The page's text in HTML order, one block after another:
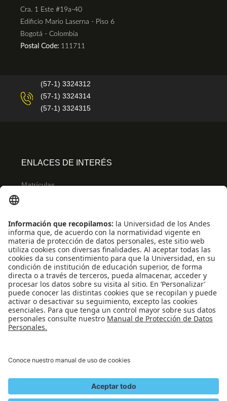
Cra. 1 Este #19a-40
Edificio Mario Laserna - Piso 6
Bogotá - Colombia
Postal Code: 111711
(57-1) 3324312
(57-1) 3324314
(57-1) 3324315
ENLACES DE INTERÉS
Matrículas
Biblioteca
Eventos
Educación continua
SCOPUS
Decanatura de Estudiantes
WEB OF SCIENCE
Reconocimiento como Universidad: Decreto 1297 del 30 de mayo de 1964.